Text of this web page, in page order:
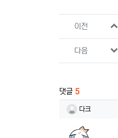
관련자료
이전
다음
댓글 5
다크님의
다크